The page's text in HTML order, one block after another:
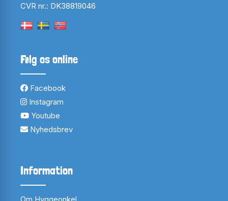
CVR nr.: DK38819046
Følg os online
Facebook
Instagram
Youtube
Nyhedsbrev
Information